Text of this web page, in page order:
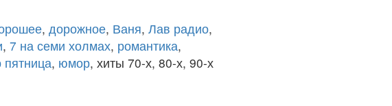
, дорожное, Ваня, Лав радио,
, 7 на семи холмах, романтика,
пятница, юмор, хиты 70-х, 80-х, 90-х